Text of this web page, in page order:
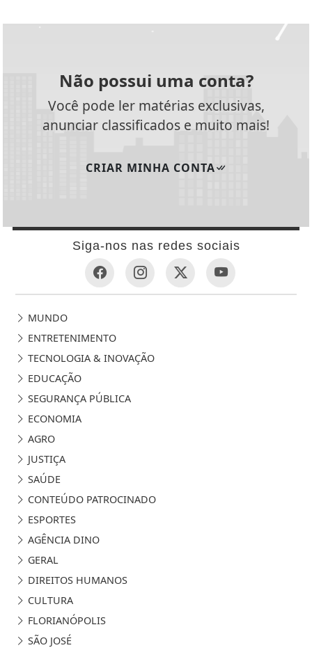
Não possui uma conta?
Você pode ler matérias exclusivas,
anunciar classificados e muito mais!
CRIAR MINHA CONTA
Siga-nos nas redes sociais
MUNDO
ENTRETENIMENTO
TECNOLOGIA & INOVAÇÃO
EDUCAÇÃO
SEGURANÇA PÚBLICA
ECONOMIA
AGRO
JUSTIÇA
SAÚDE
CONTEÚDO PATROCINADO
ESPORTES
AGÊNCIA DINO
GERAL
DIREITOS HUMANOS
CULTURA
FLORIANÓPOLIS
SÃO JOSÉ